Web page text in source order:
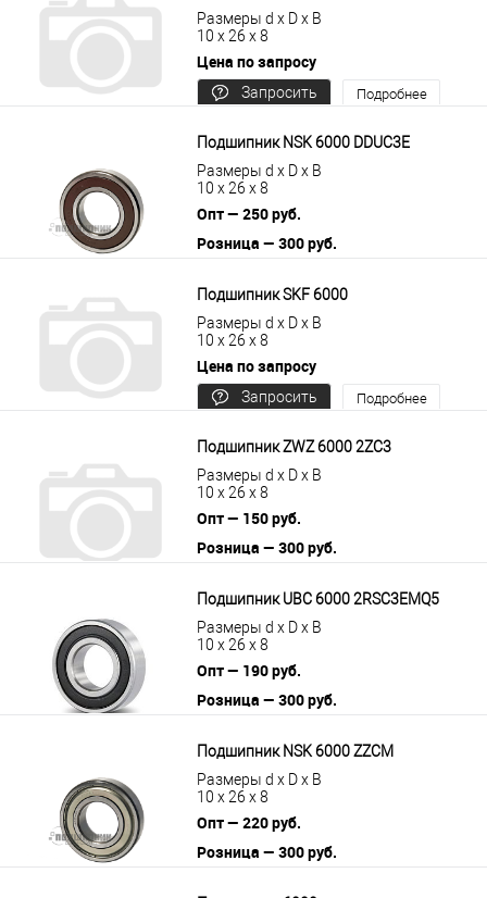
Размеры d x D x B
10 x 26 x 8
Цена по запросу
Запросить
Подробнее
Подшипник NSK 6000 DDUC3E
Размеры d x D x B
10 x 26 x 8
Опт — 250 руб.
Розница — 300 руб.
Подшипник SKF 6000
Размеры d x D x B
10 x 26 x 8
Цена по запросу
Запросить
Подробнее
Подшипник ZWZ 6000 2ZC3
Размеры d x D x B
10 x 26 x 8
Опт — 150 руб.
Розница — 300 руб.
Подшипник UBC 6000 2RSC3EMQ5
Размеры d x D x B
10 x 26 x 8
Опт — 190 руб.
Розница — 300 руб.
Подшипник NSK 6000 ZZCM
Размеры d x D x B
10 x 26 x 8
Опт — 220 руб.
Розница — 300 руб.